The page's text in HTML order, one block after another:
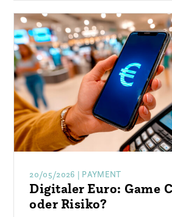
20/05/2026 | PAYMENT
Digitaler Euro: Game
oder Risiko?